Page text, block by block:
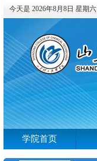
今天是 2026年8月8日 星期六
学院首页